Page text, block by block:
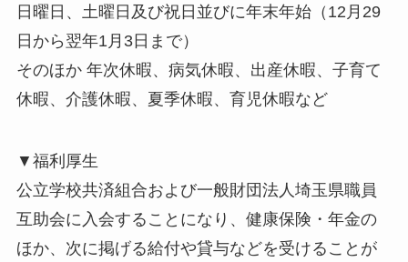
日曜日、土曜日及び祝日並びに年末年始（12月29
日から翌年1月3日まで）
そのほか 年次休暇、病気休暇、出産休暇、子育て
休暇、介護休暇、夏季休暇、育児休暇など
▼福利厚生
公立学校共済組合および一般財団法人埼玉県職員
互助会に入会することになり、健康保険・年金の
ほか、次に掲げる給付や貸与などを受けることが